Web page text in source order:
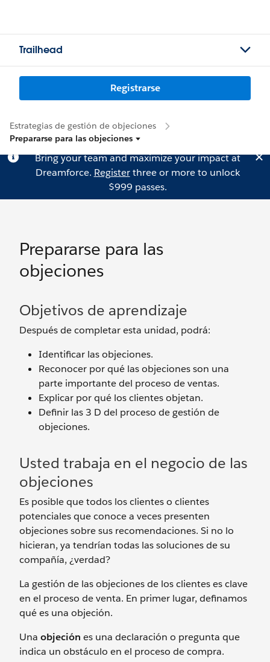
Trailhead
Registrarse
Estrategias de gestión de objeciones
Prepararse para las objeciones
Bring your team and maximize your impact at
Dreamforce. Registerthree or more to unlock
$999 passes.
Prepararse para las
objeciones
Objetivos de aprendizaje
Después de completar esta unidad, podrá:
Identificar las objeciones.
Reconocer por qué las objeciones son una
parte importante del proceso de ventas.
Explicar por qué los clientes objetan.
Definir las 3 D del proceso de gestión de
objeciones.
Usted trabaja en el negocio de las
objeciones
Es posible que todos los clientes o clientes
potenciales que conoce a veces presenten
objeciones sobre sus recomendaciones. Si no lo
hicieran, ya tendrían todas las soluciones de su
compañía, ¿verdad?
La gestión de las objeciones de los clientes es clave
en el proceso de venta. En primer lugar, definamos
qué es una objeción.
Una objeción es una declaración o pregunta que
indica un obstáculo en el proceso de compra.